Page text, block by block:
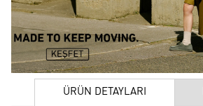
ÜRÜN DETAYLARI